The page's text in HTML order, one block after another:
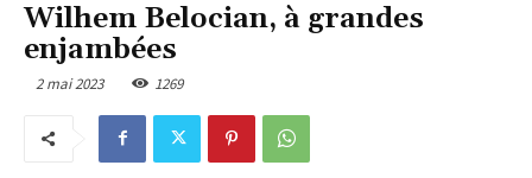
Wilhem Belocian, à grandes
enjambées
2 mai 2023 1269